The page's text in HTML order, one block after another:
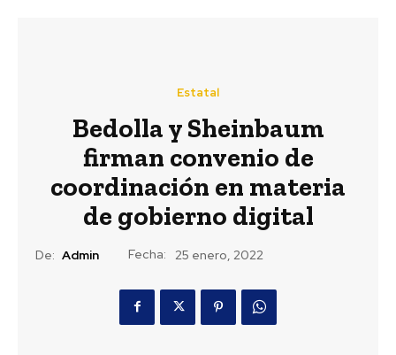
Estatal
Bedolla y Sheinbaum
firman convenio de
coordinación en materia
de gobierno digital
De: Admin Fecha: 25 enero, 2022